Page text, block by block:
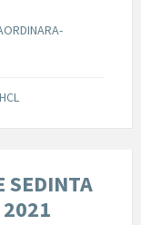
SEDINTA
2021